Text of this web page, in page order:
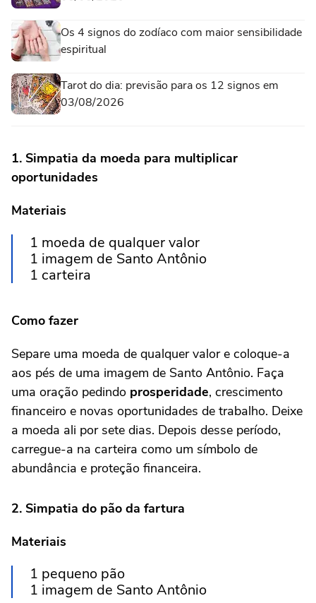
Os 4 signos do zodíaco com maior sensibilidade
espiritual
Tarot do dia: previsão para os 12 signos em
03/08/2026
1. Simpatia da moeda para multiplicar
oportunidades
Materiais
1 moeda de qualquer valor
1 imagem de Santo Antônio
1 carteira
Como fazer
Separe uma moeda de qualquer valor e coloque-a
aos pés de uma imagem de Santo Antônio. Faça
uma oração pedindo prosperidade, crescimento
financeiro e novas oportunidades de trabalho. Deixe
a moeda ali por sete dias. Depois desse período,
carregue-a na carteira como um símbolo de
abundância e proteção financeira.
2. Simpatia do pão da fartura
Materiais
1 pequeno pão
1 imagem de Santo Antônio